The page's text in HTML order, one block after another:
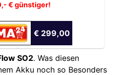
€ günstiger!
€ 299,00
SO2. Was diesen
Akku noch so Besonders